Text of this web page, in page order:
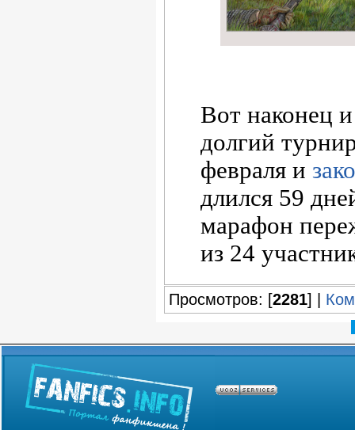
Вот наконец
долгий
февраля и
длился 59
марафон
из 24
Просмотров: [2281] |